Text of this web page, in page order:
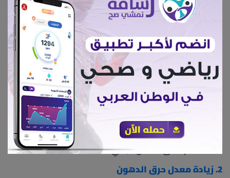
بشكل مناسب لدعم نمو العضلات وتعزيز التعافي.
أهمية تمارين القوة
1. بناء العضلات وتقوية الجسم
تعتبر تمارين القوة الأساس لبناء عضلات قوية
ومتناسقة. عندما تمارس هذه التمارين بانتظام، فإن
العضلات تتعرض لتحفيز يؤدي إلى نموها وزيادة حجمها.
هذا النمو يساعد على تحسين مظهر الجسم وزيادة
القدرة على التحمل البدني.
2. زيادة معدل حرق الدهون